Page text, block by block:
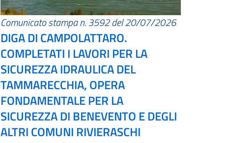
Comunicato stampa n. 3592 del 20/07/2026
DIGA DI CAMPOLATTARO.
COMPLETATI I LAVORI PER LA
SICUREZZA IDRAULICA DEL
TAMMARECCHIA, OPERA
FONDAMENTALE PER LA
SICUREZZA DI BENEVENTO E DEGLI
ALTRI COMUNI RIVIERASCHI